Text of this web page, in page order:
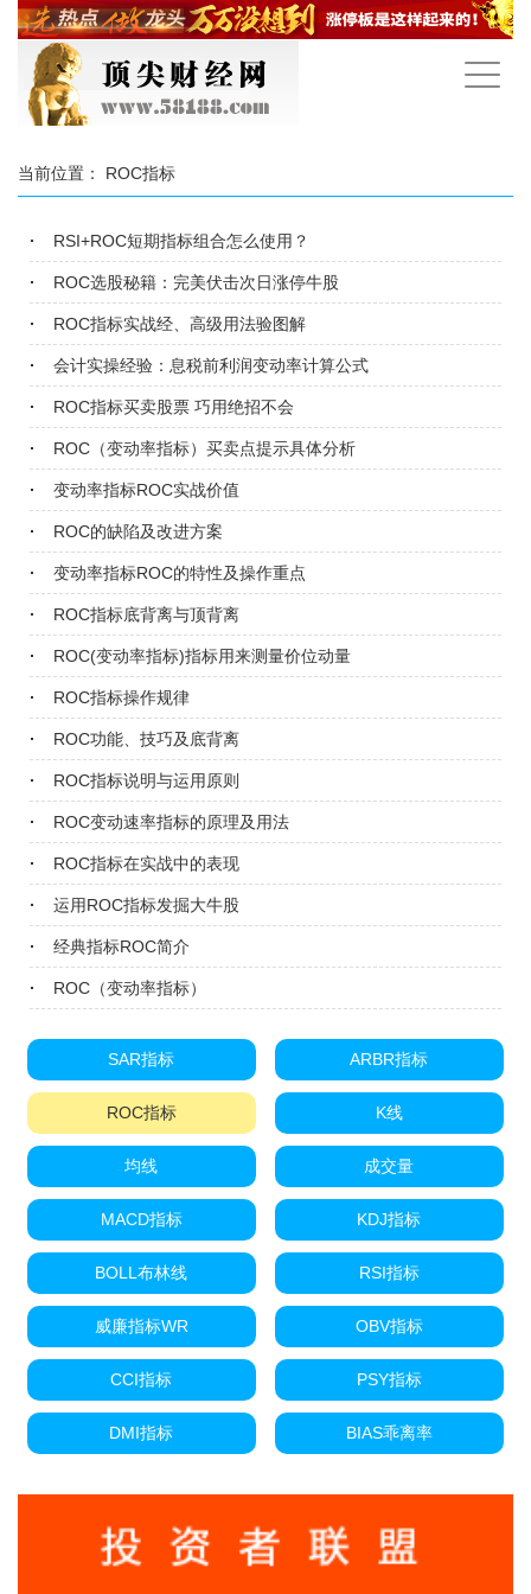
手
机
当前位置： ROC指标
RSI+ROC短期指标组合怎么使用？
ROC选股秘籍：完美伏击次日涨停牛股
ROC指标实战经、高级用法验图解
会计实操经验：息税前利润变动率计算公式
ROC指标买卖股票 巧用绝招不会
ROC（变动率指标）买卖点提示具体分析
变动率指标ROC实战价值
ROC的缺陷及改进方案
变动率指标ROC的特性及操作重点
ROC指标底背离与顶背离
ROC(变动率指标)指标用来测量价位动量
ROC指标操作规律
ROC功能、技巧及底背离
ROC指标说明与运用原则
ROC变动速率指标的原理及用法
ROC指标在实战中的表现
运用ROC指标发掘大牛股
经典指标ROC简介
ROC（变动率指标）
SAR指标 ARBR指标
ROC指标 K线
均线 成交量
MACD指标 KDJ指标
BOLL布林线 RSI指标
威廉指标WR OBV指标
CCI指标 PSY指标
DMI指标 BIAS乖离率